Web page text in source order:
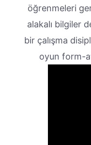
öğrenmeleri
alakalı bilgiler
bir çalışma
oyun form-